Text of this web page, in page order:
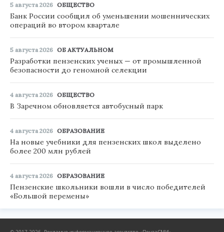
5 августа 2026 ОБЩЕСТВО
Банк России сообщил об уменьшении мошеннических
операций во втором квартале
5 августа 2026 ОБ АКТУАЛЬНОМ
Разработки пензенских ученых — от промышленной
безопасности до геномной селекции
4 августа 2026 ОБЩЕСТВО
В Заречном обновляется автобусный парк
4 августа 2026 ОБРАЗОВАНИЕ
На новые учебники для пензенских школ выделено
более 200 млн рублей
4 августа 2026 ОБРАЗОВАНИЕ
Пензенские школьники вошли в число победителей
«Большой перемены»